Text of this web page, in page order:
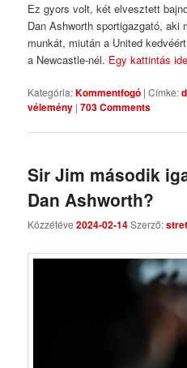
Ez gyors volt, két elvesztett
Dan Ashworth sportigazgató, aki
munkát, miután a United
a Newcastle-nél. Egy kattintás
Kategória:Kommentfogó |Címke:
vélemény |703 Comments
Sir Jim második
Dan Ashworth?
Közzétéve2024-02-14Szerző: